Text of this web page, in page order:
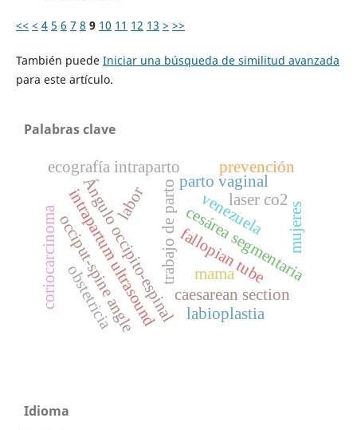
<< < 4 5 6 7 8 9 10 11 12 13 > >>
También puede Iniciar una búsqueda de similitud avanzada
para este artículo.
Palabras clave
trabajo de parto
ecografía intraparto
Ángulo occipito-espinalparto vaginal
cesárea segmentaria
labor
intrapartum ultrasound
occiput-spine angle caesarean section
coriocarcinoma fallopian tube
venezuela
obstetricia labioplastia
laser co2
mujeres
mama
prevención
Idioma